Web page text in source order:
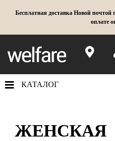
Бесплатная доставка Новой почтой
оплате
КАТАЛОГ
ЖЕНСКАЯ